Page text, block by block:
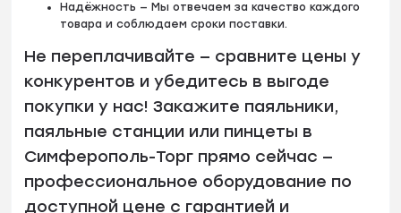
Надёжность — Мы отвечаем за качество каждого
товара и соблюдаем сроки поставки.
Не переплачивайте — сравните цены у
конкурентов и убедитесь в выгоде
покупки у нас! Закажите паяльники,
паяльные станции или пинцеты в
Симферополь-Торг прямо сейчас —
профессиональное оборудование по
доступной цене с гарантией и